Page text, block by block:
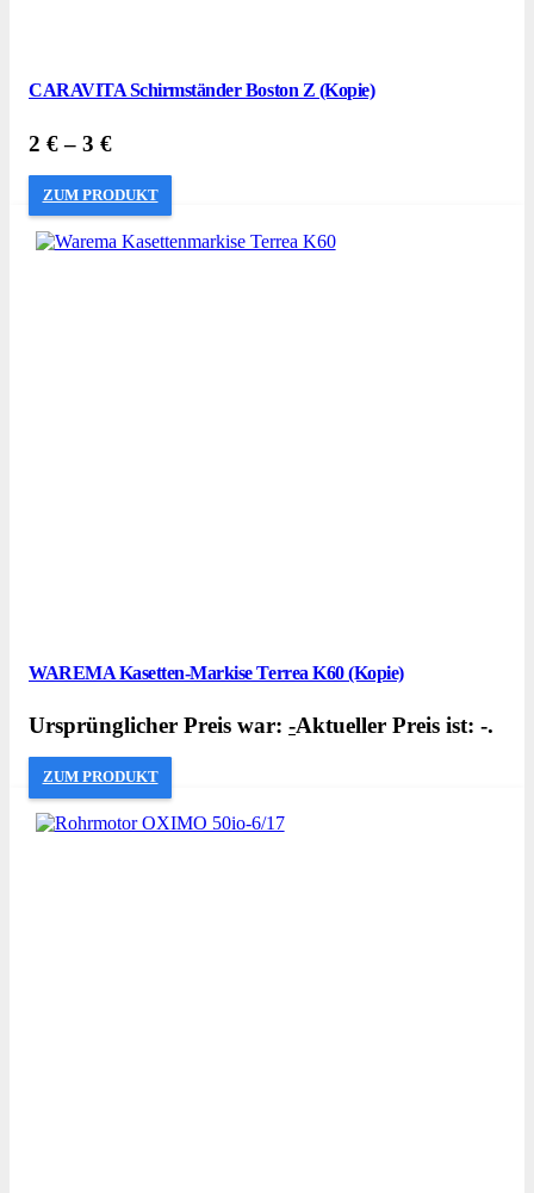
CARAVITA Schirmständer Boston Z (Kopie)
2 €– 3 €
ZUM PRODUKT
WAREMA Kasetten-Markise Terrea K60 (Kopie)
Ursprünglicher Preis war: -Aktueller Preis ist: -.
ZUM PRODUKT